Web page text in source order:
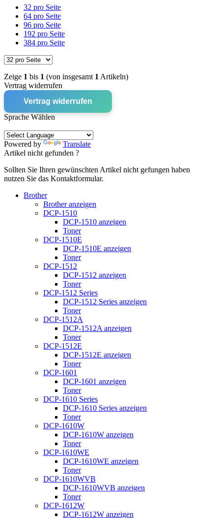
32 pro Seite
64 pro Seite
96 pro Seite
192 pro Seite
384 pro Seite
Zeige 1 bis 1 (von insgesamt 1 Artikeln)
Vertrag widerrufen
Vertrag widerrufen
Sprache Wählen
Powered by
Translate
Artikel nicht gefunden ?
Sollten Sie Ihren gewünschten Artikel nicht gefungen haben
nutzen Sie das Kontaktformular.
Brother
Brother anzeigen
DCP-1510
DCP-1510 anzeigen
Toner
DCP-1510E
DCP-1510E anzeigen
Toner
DCP-1512
DCP-1512 anzeigen
Toner
DCP-1512 Series
DCP-1512 Series anzeigen
Toner
DCP-1512A
DCP-1512A anzeigen
Toner
DCP-1512E
DCP-1512E anzeigen
Toner
DCP-1601
DCP-1601 anzeigen
Toner
DCP-1610 Series
DCP-1610 Series anzeigen
Toner
DCP-1610W
DCP-1610W anzeigen
Toner
DCP-1610WE
DCP-1610WE anzeigen
Toner
DCP-1610WVB
DCP-1610WVB anzeigen
Toner
DCP-1612W
DCP-1612W anzeigen